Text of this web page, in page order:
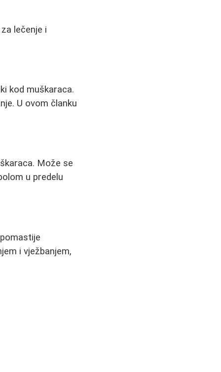
lečenje i
kod muškaraca.
U ovom članku
Može se
u predelu
i vježbanjem,